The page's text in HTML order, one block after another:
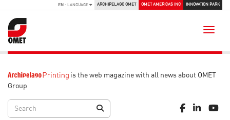
EN - LANGUAGE ARCHIPELAGO OMET OMET AMERICAS INC INNOVATION PARK
is the web magazine with all news about OMET
Group